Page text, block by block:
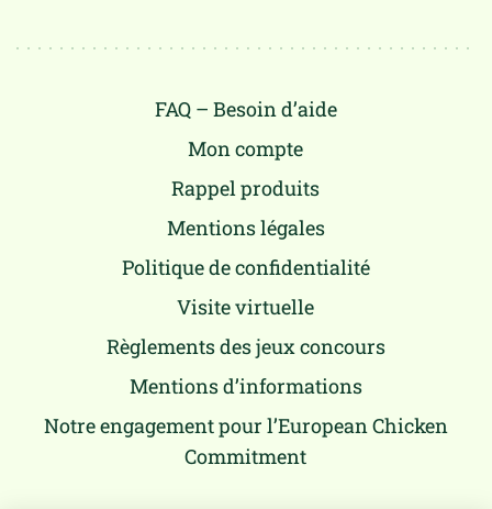
FAQ – Besoin d’aide
Mon compte
Rappel produits
Mentions légales
Politique de confidentialité
Visite virtuelle
Règlements des jeux concours
Mentions d’informations
Notre engagement pour l’European Chicken
Commitment